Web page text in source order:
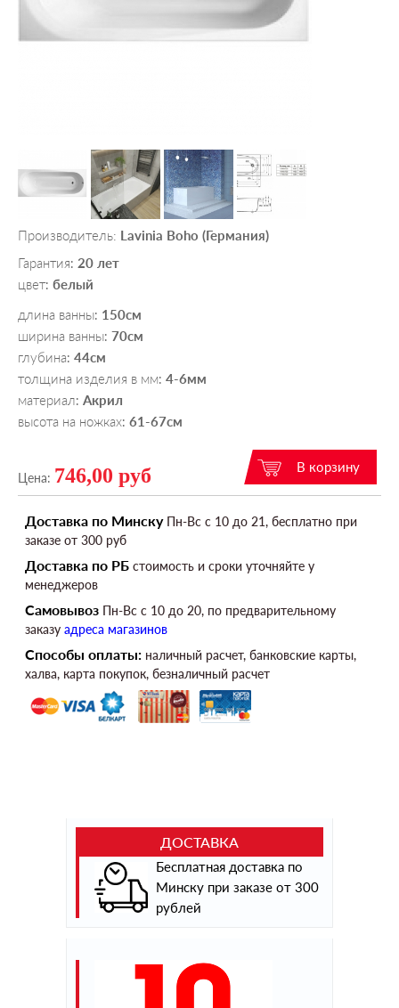
Производитель: Lavinia Boho (Германия)
Гарантия: 20 лет
цвет: белый
длина ванны: 150см
ширина ванны: 70см
глубина: 44см
толщина изделия в мм: 4-6мм
материал: Акрил
высота на ножках: 61-67см
Цена: 746,00 руб
Доставка по МинскуПн-Вс c 10 до 21, бесплатно при
заказе от 300 руб
Доставка по РБ стоимость и сроки уточняйте у
менеджеров
Самовывоз Пн-Вс c 10 до 20, по предварительному
заказу адреса магазинов
Способы оплаты: наличный расчет, банковские карты,
халва, карта покупок, безналичный расчет
ДОСТАВКА
Бесплатная доставка по
Минску при заказе от 300
рублей